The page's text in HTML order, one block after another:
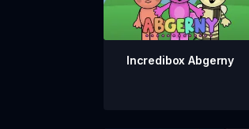
Incredibox Abgerny